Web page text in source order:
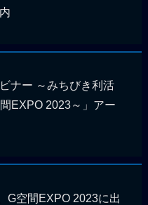
ナー ～みちびき利活
EXPO 2023～」アー
G空間EXPO 2023に出